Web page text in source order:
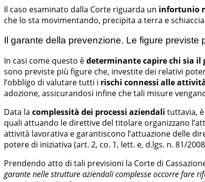
Il caso esaminato dalla Corte riguarda un infortunio
che lo sta movimentando, precipita a terra e
Il garante della prevenzione. Le figure previste
In casi come questo èdeterminante capire chi sia il
sono previste più figure che, investite dei relativi
l’obbligo di valutare tutti i rischi connessi alle
adozione, assicurandosi infine che tali misure
Data la complessità dei processi aziendali tuttavia,
quali attuando le direttive del titolare organizzano
attività lavorativa e garantiscono l’attuazione delle
potere di iniziativa (art. 2, co. 1, lett. e, d.lgs. n. 81/
Prendendo atto di tali previsioni la Corte di
garante nelle strutture aziendali complesse occorre fare